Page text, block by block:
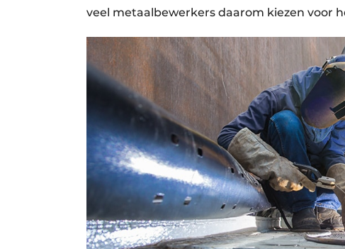
veel metaalbewerkers daarom kiezen voor